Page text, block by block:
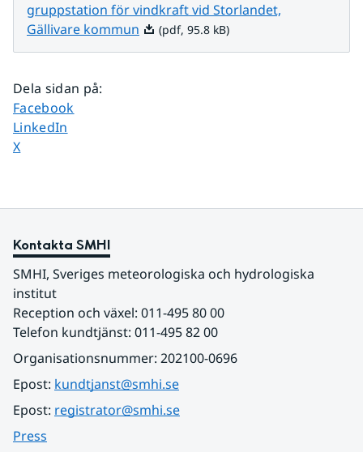
gruppstation för vindkraft vid Storlandet,
Gällivare kommun Pdf, 95.8 kB.
(pdf, 95.8 kB)
Dela sidan på:
Dela sidan på
Facebook
Dela sidan på
LinkedIn
Dela sidan på
X
Kontakta SMHI
SMHI, Sveriges meteorologiska och hydrologiska
institut
Reception och växel: 011-495 80 00
Telefon kundtjänst: 011-495 82 00
Organisationsnummer: 202100-0696
Epost: kundtjanst@smhi.se
Epost: registrator@smhi.se
Press